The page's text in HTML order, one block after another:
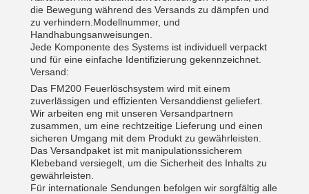
die Bewegung während des Versands zu dämpfen und
zu verhindern.Modellnummer, und
Handhabungsanweisungen.
Jede Komponente des Systems ist individuell verpackt
und für eine einfache Identifizierung gekennzeichnet.
Versand:
Das FM200 Feuerlöschsystem wird mit einem
zuverlässigen und effizienten Versanddienst geliefert.
Wir arbeiten eng mit unseren Versandpartnern
zusammen, um eine rechtzeitige Lieferung und einen
sicheren Umgang mit dem Produkt zu gewährleisten.
Das Versandpaket ist mit manipulationssicherem
Klebeband versiegelt, um die Sicherheit des Inhalts zu
gewährleisten.
Für internationale Sendungen befolgen wir sorgfältig alle